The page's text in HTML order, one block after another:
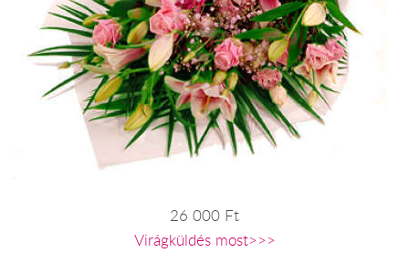
26 000 Ft
Virágküldés most>>>